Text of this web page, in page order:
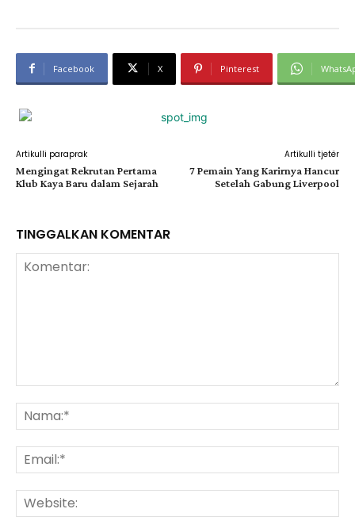
Facebook X Pinterest
Artikulli paraprak
Mengingat Rekrutan Pertama
Klub Kaya Baru dalam Sejarah
Artikulli tjetër
7 Pemain Yang Karirnya Hancur
Setelah Gabung Liverpool
TINGGALKAN KOMENTAR